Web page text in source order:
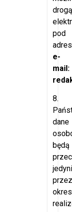
drogą
pod
e-
mail:
8.
dane
będą
przez
okres